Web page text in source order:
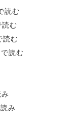
読む
む
読む
読む
み